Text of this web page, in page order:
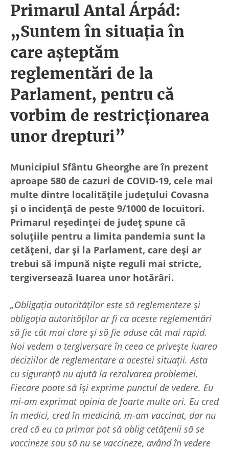
Primarul Antal Árpád:
„Suntem în situația în
care așteptăm
reglementări de la
Parlament, pentru că
vorbim de restricționarea
unor drepturi”
Municipiul Sfântu Gheorghe are în prezent
aproape 580 de cazuri de COVID-19, cele mai
multe dintre localitățile județului Covasna
și o incidență de peste 9/1000 de locuitori.
Primarul reședinței de județ spune că
soluțiile pentru a limita pandemia sunt la
cetățeni, dar și la Parlament, care deși ar
trebui să impună niște reguli mai stricte,
tergiversează luarea unor hotărâri.
„Obligația autorităților este să reglementeze și
obligația autorităților ar fi ca aceste reglementări
să fie cât mai clare și să fie aduse cât mai rapid.
Noi vedem o tergiversare în ceea ce privește luarea
deciziilor de reglementare a acestei situații. Asta
cu siguranță nu ajută la rezolvarea problemei.
Fiecare poate să își exprime punctul de vedere. Eu
mi-am exprimat opinia de foarte multe ori. Eu cred
în medici, cred în medicină, m-am vaccinat, dar nu
cred că eu ca primar pot să oblig cetățenii să se
vaccineze sau să nu se vaccineze, având în vedere